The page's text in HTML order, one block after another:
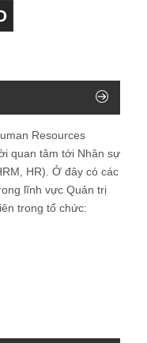
Resources
quan tâm tới Nhân sự
HR). Ở đây có các
lĩnh vực Quản trị
trong tổ chức: